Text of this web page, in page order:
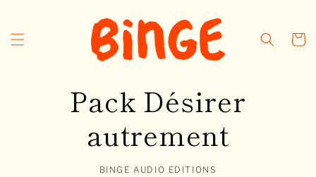
contenu
Panier
Pack Désirer
autrement
BINGE AUDIO EDITIONS